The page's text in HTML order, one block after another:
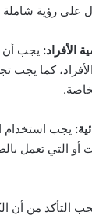
رؤية شاملة
الأفراد: يجب أن
كما يجب
يجب استخدام
أو التي تعمل
التأكد من أن